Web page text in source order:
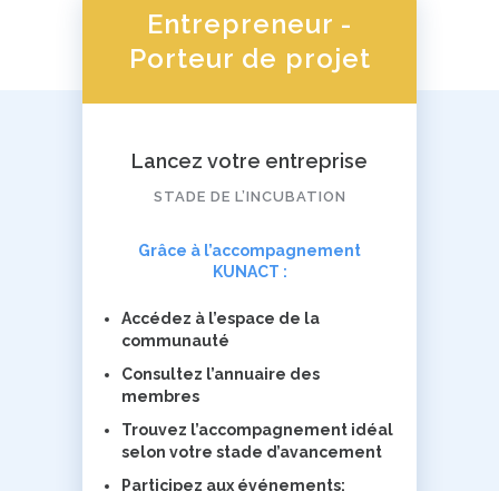
Entrepreneur -
Porteur de projet
Lancez votre entreprise
STADE DE L’INCUBATION
Grâce à l’accompagnement
KUNACT :
Accédez à l’espace de la
communauté
Consultez l’annuaire des
membres
Trouvez l’accompagnement idéal
selon votre stade d’avancement
Participez aux événements;